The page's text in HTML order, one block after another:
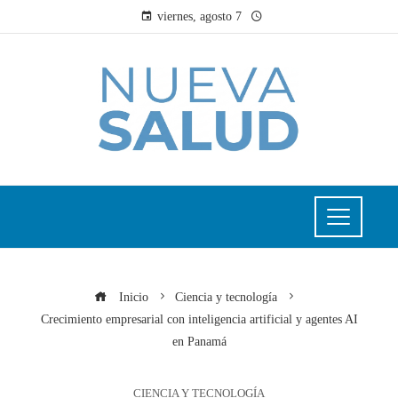
viernes, agosto 7
Inicio
Ciencia y tecnología
Crecimiento empresarial con inteligencia artificial y agentes AI
en Panamá
CIENCIA Y TECNOLOGÍA